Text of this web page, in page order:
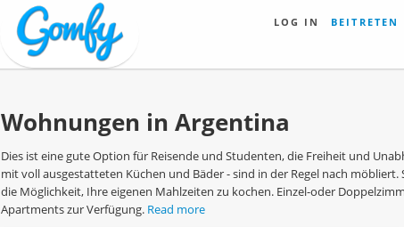
LOG IN BEITRETEN
Wohnungen in Argentina
Dies ist eine gute Option für Reisende und Studenten, die Freiheit und
mit voll ausgestatteten Küchen und Bäder - sind in der Regel nach
die Möglichkeit, Ihre eigenen Mahlzeiten zu kochen. Einzel-oder
Apartments zur Verfügung. Read more